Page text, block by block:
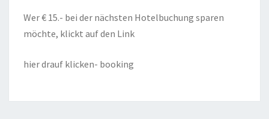
Wer € 15.- bei der nächsten Hotelbuchung sparen
möchte, klickt auf den Link
hier drauf klicken- booking